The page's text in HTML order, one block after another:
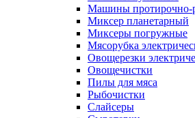
Машины протирочно-
Миксер планетарный
Миксеры погружные
Мясорубка
Овощерезки
Овощечистки
Пилы для мяса
Рыбочистки
Слайсеры